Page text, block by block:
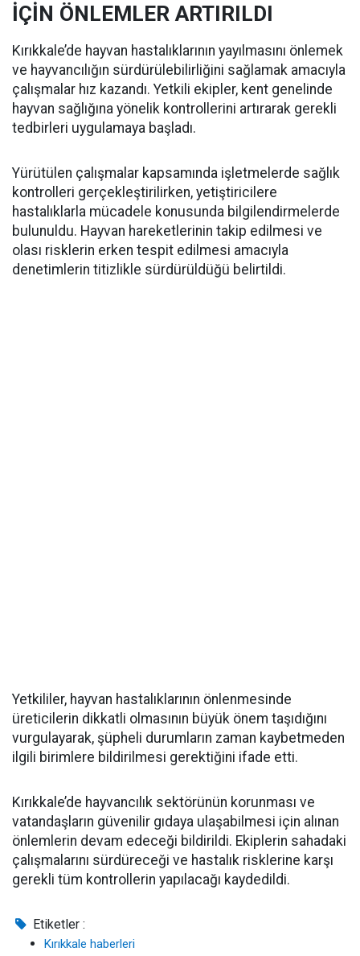
İÇİN ÖNLEMLER ARTIRILDI
Kırıkkale’de hayvan hastalıklarının yayılmasını önlemek
ve hayvancılığın sürdürülebilirliğini sağlamak amacıyla
çalışmalar hız kazandı. Yetkili ekipler, kent genelinde
hayvan sağlığına yönelik kontrollerini artırarak gerekli
tedbirleri uygulamaya başladı.
Yürütülen çalışmalar kapsamında işletmelerde sağlık
kontrolleri gerçekleştirilirken, yetiştiricilere
hastalıklarla mücadele konusunda bilgilendirmelerde
bulunuldu. Hayvan hareketlerinin takip edilmesi ve
olası risklerin erken tespit edilmesi amacıyla
denetimlerin titizlikle sürdürüldüğü belirtildi.
Yetkililer, hayvan hastalıklarının önlenmesinde
üreticilerin dikkatli olmasının büyük önem taşıdığını
vurgulayarak, şüpheli durumların zaman kaybetmeden
ilgili birimlere bildirilmesi gerektiğini ifade etti.
Kırıkkale’de hayvancılık sektörünün korunması ve
vatandaşların güvenilir gıdaya ulaşabilmesi için alınan
önlemlerin devam edeceği bildirildi. Ekiplerin sahadaki
çalışmalarını sürdüreceği ve hastalık risklerine karşı
gerekli tüm kontrollerin yapılacağı kaydedildi.
Etiketler :
Kırıkkale haberleri